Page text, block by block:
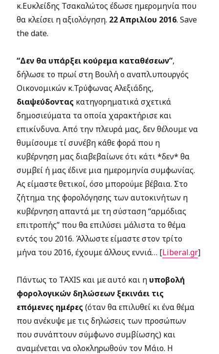
κ.Ευκλείδης Τσακαλώτος έδωσε ημερομηνία που
θα κλείσει η αξιολόγηση. 22 Απριλίου 2016. Save
the date.
“Δεν θα υπάρξει κούρεμα καταθέσεων”,
δήλωσε το πρωί στη Βουλή ο αναπλ.υπουργός
Οικονομικών κ.Τρύφωνας Αλεξιάδης,
διαψεύδοντας κατηγορηματικά σχετικά
δημοσιεύματα τα οποία χαρακτήρισε και
επικίνδυνα. Από την πλευρά μας, δεν θέλουμε να
θυμίσουμε τί συνέβη κάθε φορά που η
κυβέρνηση μας διαβεβαίωνε ότι κάτι *δεν* θα
συμβεί ή μας έδινε μια ημερομηνία συμφωνίας.
Ας είμαστε θετικοί, όσο μπορούμε βέβαια. Στο
ζήτημα της φορολόγησης των αυτοκινήτων η
κυβέρνηση απαντά με τη σύσταση “αρμόδιας
επιτροπής” που θα επιλύσει μάλιστα το θέμα
εντός του 2016. Άλλωστε είμαστε στον τρίτο
μήνα του 2016, έχουμε άλλους εννιά… [Liberal.gr]
Πάντως το TAXIS και με αυτό και η υποβολή
φορολογικών δηλώσεων ξεκινάει τις
επόμενες ημέρες (όταν θα επιλυθεί κι ένα θέμα
που ανέκυψε με τις δηλώσεις των προσώπων
που συνάπτουν σύμφωνο συμβίωσης) και
αναμένεται να ολοκληρωθούν τον Μάιο. Η